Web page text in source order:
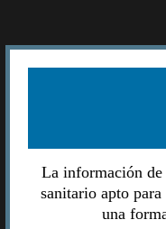
La información de
sanitario apto
una